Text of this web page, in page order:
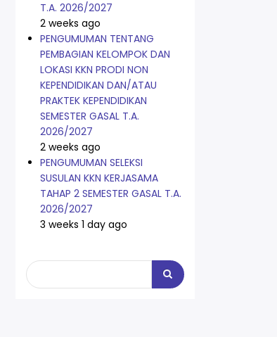
T.A. 2026/2027
2 weeks ago
PENGUMUMAN TENTANG
PEMBAGIAN KELOMPOK DAN
LOKASI KKN PRODI NON
KEPENDIDIKAN DAN/ATAU
PRAKTEK KEPENDIDIKAN
SEMESTER GASAL T.A.
2026/2027
2 weeks ago
PENGUMUMAN SELEKSI
SUSULAN KKN KERJASAMA
TAHAP 2 SEMESTER GASAL T.A.
2026/2027
3 weeks 1 day ago
Search
Search